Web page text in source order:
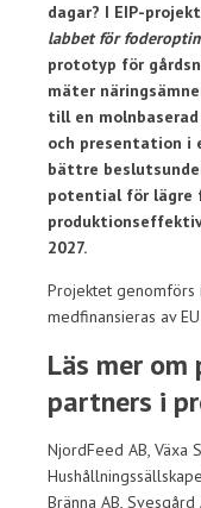
dagar? I EIP-
labbet för
prototyp för
mäter
till en
och presentation
bättre
potential för lägre
2027.
Projektet genomförs
medfinansieras av EU
Läs mer
partners i
NjordFeed AB, Växa
Bränna AB,